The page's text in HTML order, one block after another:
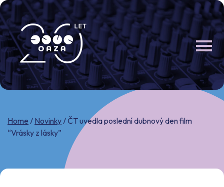
Skip
to
content
Home / Novinky/ČT uvedla poslední dubnový den film
“Vrásky z lásky”